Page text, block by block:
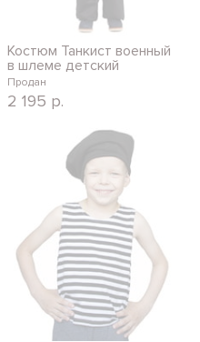
Костюм Танкист военный
в шлеме детский
Продан
2 195 р.